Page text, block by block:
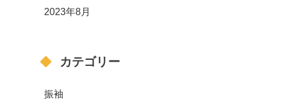
2023年8月
カテゴリー
振袖